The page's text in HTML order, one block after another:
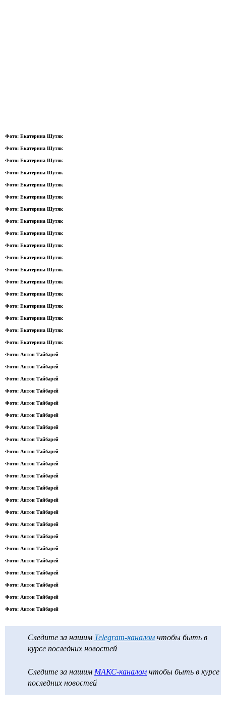
Фото: Екатерина Шутяк
Фото: Екатерина Шутяк
Фото: Екатерина Шутяк
Фото: Екатерина Шутяк
Фото: Екатерина Шутяк
Фото: Екатерина Шутяк
Фото: Екатерина Шутяк
Фото: Екатерина Шутяк
Фото: Екатерина Шутяк
Фото: Екатерина Шутяк
Фото: Екатерина Шутяк
Фото: Екатерина Шутяк
Фото: Екатерина Шутяк
Фото: Екатерина Шутяк
Фото: Екатерина Шутяк
Фото: Екатерина Шутяк
Фото: Екатерина Шутяк
Фото: Екатерина Шутяк
Фото: Антон Тайбарей
Фото: Антон Тайбарей
Фото: Антон Тайбарей
Фото: Антон Тайбарей
Фото: Антон Тайбарей
Фото: Антон Тайбарей
Фото: Антон Тайбарей
Фото: Антон Тайбарей
Фото: Антон Тайбарей
Фото: Антон Тайбарей
Фото: Антон Тайбарей
Фото: Антон Тайбарей
Фото: Антон Тайбарей
Фото: Антон Тайбарей
Фото: Антон Тайбарей
Фото: Антон Тайбарей
Фото: Антон Тайбарей
Фото: Антон Тайбарей
Фото: Антон Тайбарей
Фото: Антон Тайбарей
Фото: Антон Тайбарей
Фото: Антон Тайбарей
Следите за нашим Telegram-каналом чтобы быть в
курсе последних новостей
Следите за нашим МАКС-каналом чтобы быть в курсе
последних новостей